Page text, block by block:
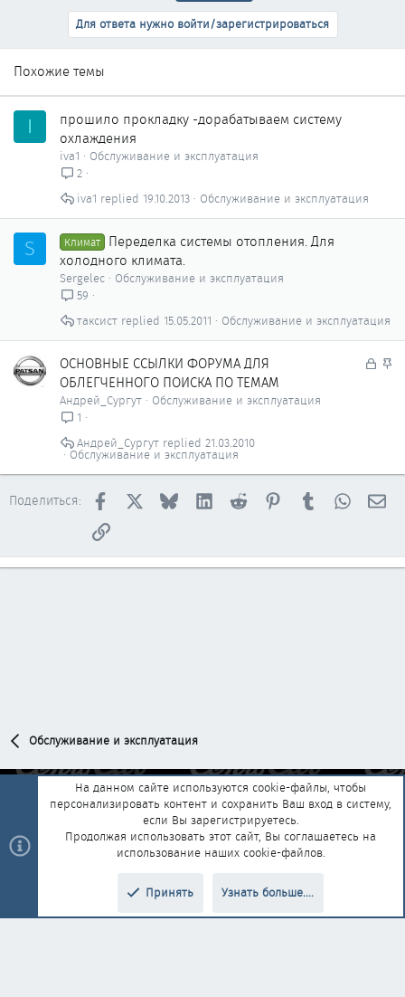
Для ответа нужно войти/зарегистрироваться
Похожие темы
I
прошило прокладку -дорабатываем систему
охлаждения
iva1
Обслуживание и эксплуатация
2
Обслуживание и эксплуатация
19.10.2013
iva1
S Климат Переделка системы отопления. Для
холодного климата.
Sergelec
Обслуживание и эксплуатация
59
Обслуживание и эксплуатация
15.05.2011
тaксист
З
З
ОСНОВНЫЕ ССЫЛКИ ФОРУМА ДЛЯ
ОБЛЕГЧЕННОГО ПОИСКА ПО ТЕМАМ
Андрей_Сургут
Обслуживание и эксплуатация
1
Обслуживание и эксплуатация
21.03.2010
Андрей_Сургут
Поделиться: Facebook BlueskyLinkedInReddit PinterestTumblr
Ссылка
Обслуживание и эксплуатация
Обратная связь
Условия и правила
Политика конфиденциальности
Помощь Главная
R
add-ons by ThemeHouse Перевод от Jumuro®
На данном сайте используются cookie-файлы, чтобы
персонализировать контент и сохранить Ваш вход в систему,
если Вы зарегистрируетесь.
Продолжая использовать этот сайт, Вы соглашаетесь на
использование наших cookie-файлов.
Принять Узнать больше....